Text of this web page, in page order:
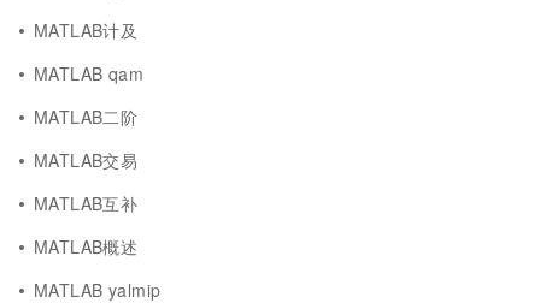
MATLAB计及
MATLAB qam
MATLAB二阶
MATLAB交易
MATLAB互补
MATLAB概述
MATLAB yalmip